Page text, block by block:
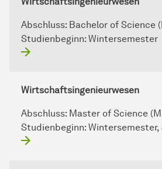
Abschluss: Bachelor of Science
Studienbeginn: Wintersemester
Wirtschaftsingenieurwesen
Abschluss: Master of Science
Studienbeginn: